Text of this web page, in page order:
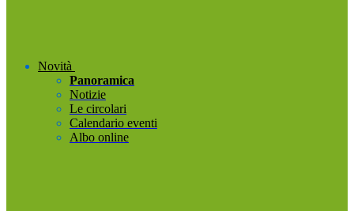
Novità
Panoramica
Notizie
Le circolari
Calendario eventi
Albo online